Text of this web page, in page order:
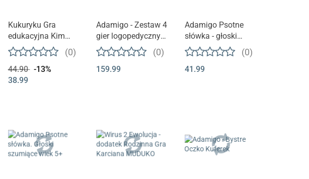
Kukuryku Gra
edukacyjna Kim
Jestem? | wiek 4+(0)
44.90
-13%
38.99
Adamigo - Zestaw 4
gier logopedycznych
Psotne Słówka
(0)
159.99
Adamigo Psotne
słówka - głoski
syczące
(0)
41.99